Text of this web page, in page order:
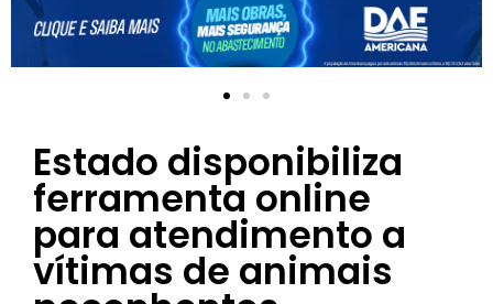
Estado disponibiliza
ferramenta online
para atendimento a
vítimas de animais